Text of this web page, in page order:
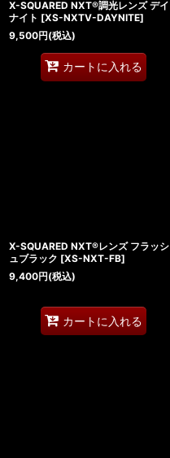
X-SQUARED NXT®調光レンズ デイ
ナイト [XS-NXTV-DAYNITE]
9,500円(税込)
カートに入れる
X-SQUARED NXT®レンズ フラッシ
ュブラック [XS-NXT-FB]
9,400円(税込)
カートに入れる